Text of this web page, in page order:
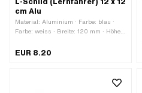
cm Alu
Material: Aluminium · Farbe: blau ·
Farbe: weiss · Breite: 120 mm · Höhe:
EUR 8.20